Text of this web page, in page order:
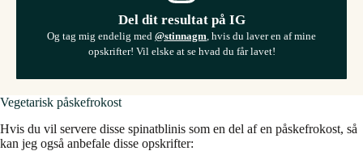
Del dit resultat på IG
Og tag mig endelig med @stinnagm , hvis du laver en af mine
opskrifter! Vil elske at se hvad du får lavet!
Vegetarisk påskefrokost
Hvis du vil servere disse spinatblinis som en del af en påskefrokost, så
kan jeg også anbefale disse opskrifter: